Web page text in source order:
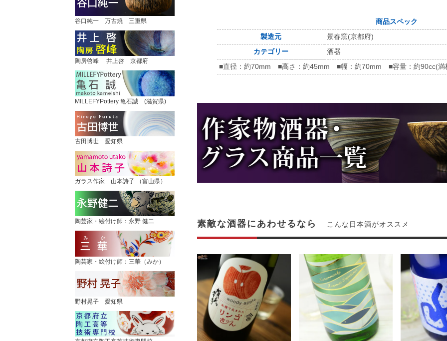
谷口純一 万古焼 三重県
陶房啓峰 井上啓 京都府
MILLEFYPottery 亀石誠 (滋賀県)
古田博世 愛知県
ガラス作家 山本詩子 （富山県）
陶芸家・絵付け師：永野 健二
陶芸家・絵付け師：三華（みか）
野村晃子 愛知県
商品スペック
製造元
景春窯(京都府)
カテゴリー
酒器
■直径：約70mm ■高さ：約45mm ■幅：約70mm ■容量：約90cc(満
素敵な酒器にあわせるなら こんな日本酒がオススメ